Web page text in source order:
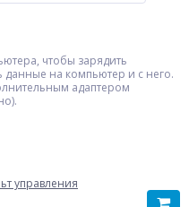
чтобы зарядить
данные на компьютер и с него.
адаптером
управления